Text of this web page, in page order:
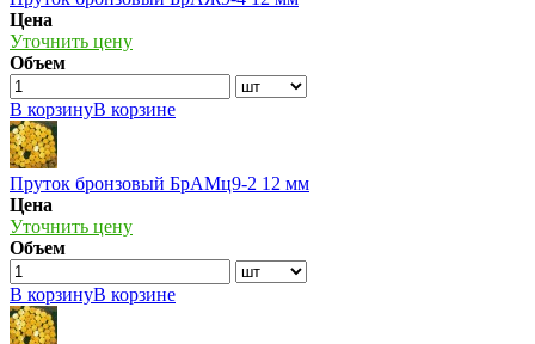
Цена
Уточнить цену
Объем
В корзинуВ корзине
Пруток бронзовый БрАМц9-2 12 мм
Цена
Уточнить цену
Объем
В корзинуВ корзине